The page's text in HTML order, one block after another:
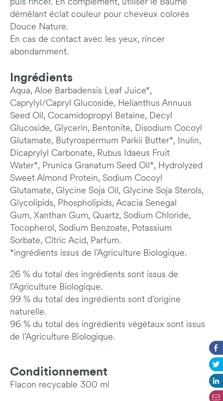
puis rincer. En complément, utiliser le Baume
démêlant éclat couleur pour cheveux colorés
Douce Nature.
En cas de contact avec les yeux, rincer
abondamment.
Ingrédients
Aqua, Aloe Barbadensis Leaf Juice*,
Caprylyl/Capryl Glucoside, Helianthus Annuus
Seed Oil, Cocamidopropyl Betaine, Decyl
Glucoside, Glycerin, Bentonite, Disodium Cocoyl
Glutamate, Butyrospermum Parkii Butter*, Inulin,
Dicaprylyl Carbonate, Rubus Idaeus Fruit
Water*, Prunica Granatum Seed Oil*, Hydrolyzed
Sweet Almond Protein, Sodium Cocoyl
Glutamate, Glycine Soja Oil, Glycine Soja Sterols,
Glycolipids, Phospholipids, Acacia Senegal
Gum, Xanthan Gum, Quartz, Sodium Chloride,
Tocopherol, Sodium Benzoate, Potassium
Sorbate, Citric Acid, Parfum.
*ingrédients issus de l’Agriculture Biologique.
26 % du total des ingrédients sont issus de
l’Agriculture Biologique.
99 % du total des ingrédients sont d’origine
naturelle.
96 % du total des ingrédients végétaux sont issus
de l’Agriculture Biologique.
Conditionnement
Flacon recycable 300 ml